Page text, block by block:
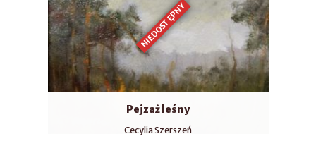
Pejzaż leśny
Cecylia Szerszeń
NIEDOSTĘPNY